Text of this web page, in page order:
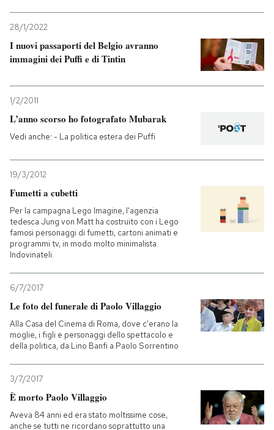
28/1/2022
I nuovi passaporti del Belgio avranno
immagini dei Puffi e di Tintin
1/2/2011
L’anno scorso ho fotografato Mubarak
Vedi anche: - La politica estera dei Puffi
19/3/2012
Fumetti a cubetti
Per la campagna Lego Imagine, l'agenzia
tedesca Jung von Matt ha costruito con i Lego
famosi personaggi di fumetti, cartoni animati e
programmi tv, in modo molto minimalista.
Indovinateli.
6/7/2017
Le foto del funerale di Paolo Villaggio
Alla Casa del Cinema di Roma, dove c'erano la
moglie, i figli e personaggi dello spettacolo e
della politica, da Lino Banfi a Paolo Sorrentino
3/7/2017
È morto Paolo Villaggio
Aveva 84 anni ed era stato moltissime cose,
anche se tutti ne ricordano soprattutto una